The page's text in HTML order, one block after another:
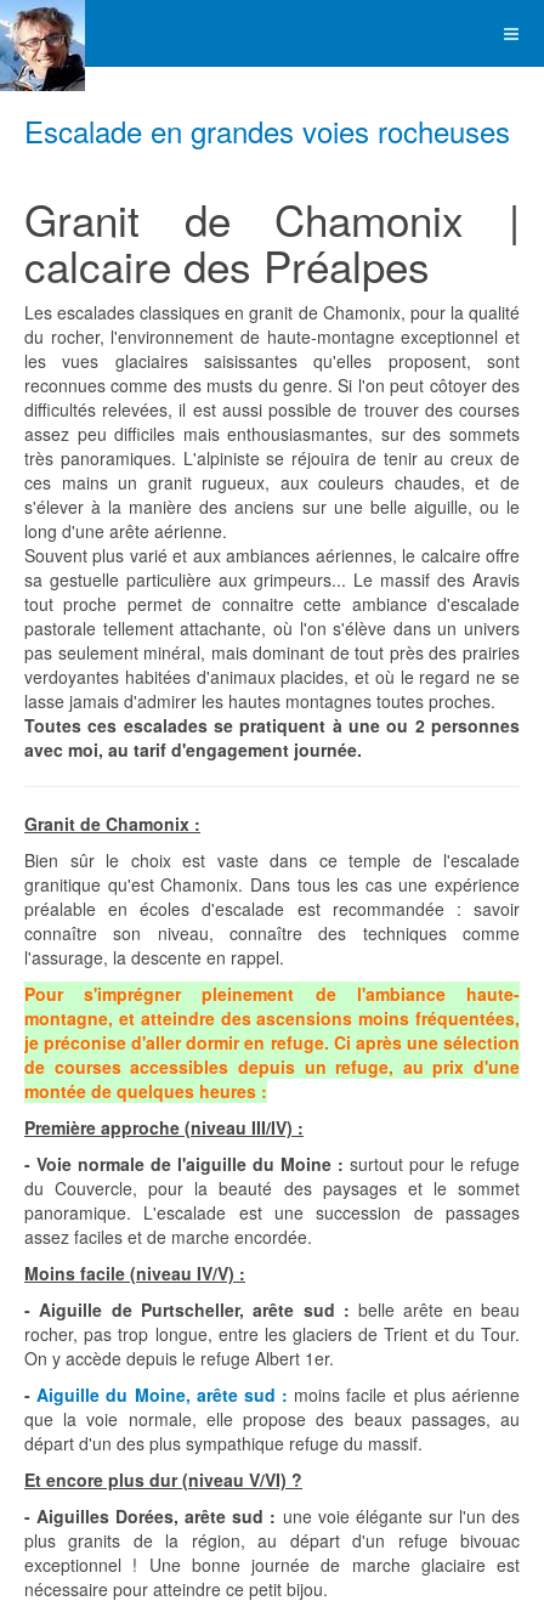
Escalade en grandes voies rocheuses
Granit de Chamonix |
calcaire des Préalpes
Les escalades classiques en granit de Chamonix, pour la qualité
du rocher, l'environnement de haute-montagne exceptionnel et
les vues glaciaires saisissantes qu'elles proposent, sont
reconnues comme des musts du genre. Si l'on peut côtoyer des
difficultés relevées, il est aussi possible de trouver des courses
assez peu difficiles mais enthousiasmantes, sur des sommets
très panoramiques. L'alpiniste se réjouira de tenir au creux de
ces mains un granit rugueux, aux couleurs chaudes, et de
s'élever à la manière des anciens sur une belle aiguille, ou le
long d'une arête aérienne.
Souvent plus varié et aux ambiances aériennes, le calcaire offre
sa gestuelle particulière aux grimpeurs... Le massif des Aravis
tout proche permet de connaitre cette ambiance d'escalade
pastorale tellement attachante, où l'on s'élève dans un univers
pas seulement minéral, mais dominant de tout près des prairies
verdoyantes habitées d'animaux placides, et où le regard ne se
lasse jamais d'admirer les hautes montagnes toutes proches.
Toutes ces escalades se pratiquent à une ou 2 personnes
avec moi, au tarif d'engagement journée.
Granit de Chamonix :
Bien sûr le choix est vaste dans ce temple de l'escalade
granitique qu'est Chamonix. Dans tous les cas une expérience
préalable en écoles d'escalade est recommandée : savoir
connaître son niveau, connaître des techniques comme
l'assurage, la descente en rappel.
Pour s'imprégner pleinement de l'ambiance haute-
montagne, et atteindre des ascensions moins fréquentées,
je préconise d'aller dormir en refuge. Ci après une sélection
de courses accessibles depuis un refuge, au prix d'une
montée de quelques heures :
Première approche (niveau III/IV) :
- Voie normale de l'aiguille du Moine : surtout pour le refuge
du Couvercle, pour la beauté des paysages et le sommet
panoramique. L'escalade est une succession de passages
assez faciles et de marche encordée.
Moins facile (niveau IV/V) :
- Aiguille de Purtscheller, arête sud : belle arête en beau
rocher, pas trop longue, entre les glaciers de Trient et du Tour.
On y accède depuis le refuge Albert 1er.
-Aiguille du Moine, arête sud : moins facile et plus aérienne
que la voie normale, elle propose des beaux passages, au
départ d'un des plus sympathique refuge du massif.
Et encore plus dur (niveau V/VI) ?
- Aiguilles Dorées, arête sud : une voie élégante sur l'un des
plus granits de la région, au départ d'un refuge bivouac
exceptionnel ! Une bonne journée de marche glaciaire est
nécessaire pour atteindre ce petit bijou.